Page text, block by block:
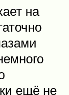
на
ещё не